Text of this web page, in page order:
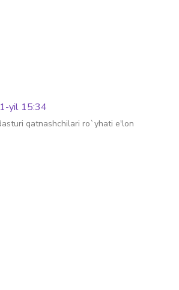
yil 15:34
qatnashchilari ro`yhati e'lon